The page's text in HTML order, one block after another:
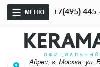
МЕНЮ +7(495)
Адрес: г. Москва, ул.